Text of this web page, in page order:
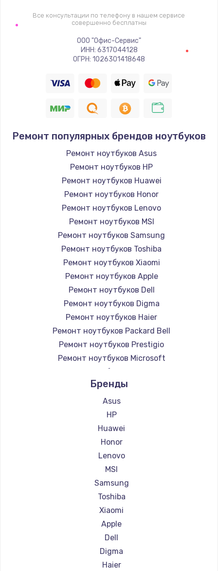
Все консультации по телефону в нашем сервисе
совершенно бесплатны
ООО "Офис-Сервис"
ИНН: 6317044128
ОГРН: 1026301418648
Ремонт популярных брендов ноутбуков
Ремонт ноутбуков Asus
Ремонт ноутбуков HP
Ремонт ноутбуков Huawei
Ремонт ноутбуков Honor
Ремонт ноутбуков Lenovo
Ремонт ноутбуков MSI
Ремонт ноутбуков Samsung
Ремонт ноутбуков Toshiba
Ремонт ноутбуков Xiaomi
Ремонт ноутбуков Apple
Ремонт ноутбуков Dell
Ремонт ноутбуков Digma
Ремонт ноутбуков Haier
Ремонт ноутбуков Packard Bell
Ремонт ноутбуков Prestigio
Ремонт ноутбуков Microsoft
Ремонт ноутбуков Alienware
Ремонт ноутбуков Aquarius
Ремонт ноутбуков Gigabyte
Ремонт ноутбуков Aorus
Ремонт ноутбуков Maibenben
Ремонт ноутбуков Getac
Ремонт ноутбуков Epson
Ремонт ноутбуков Philips
Ремонт ноутбуков LG
Ремонт ноутбуков Panasonic
Ремонт ноутбуков Irbis
Ремонт ноутбуков Thunderobot
Ремонт ноутбуков Hasee
Ремонт ноутбуков ZTE
Ремонт ноутбуков Hiper
Бренды
Asus
HP
Huawei
Honor
Lenovo
MSI
Samsung
Toshiba
Xiaomi
Apple
Dell
Digma
Haier